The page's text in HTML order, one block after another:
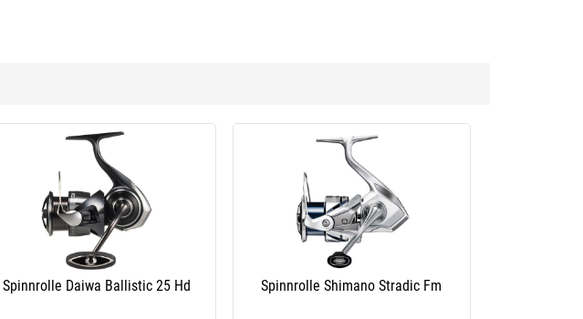
Spinnrolle Daiwa Ballistic 25 Hd Spinnrolle Shimano Stradic Fm